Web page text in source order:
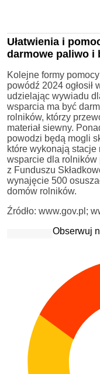
Ułatwienia i
darmowe paliwo i
Kolejne formy
powódź 2024 ogłosił
udzielając wywiadu
wsparcia ma być
rolników, którzy
materiał siewny.
powodzi będą mogli
które wykonają
wsparcie dla
z Funduszu
wynajęcie 500
domów rolników.
Źródło: www.gov.pl;
Obserwuj